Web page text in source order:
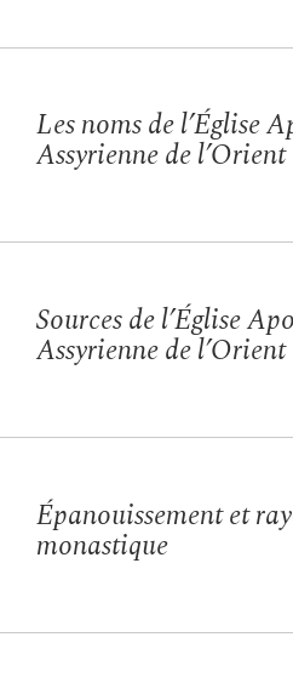
Les noms de l’Église
Assyrienne de l’Orient
Sources de l’Église
Assyrienne de l’Orient
Épanouissement et
monastique